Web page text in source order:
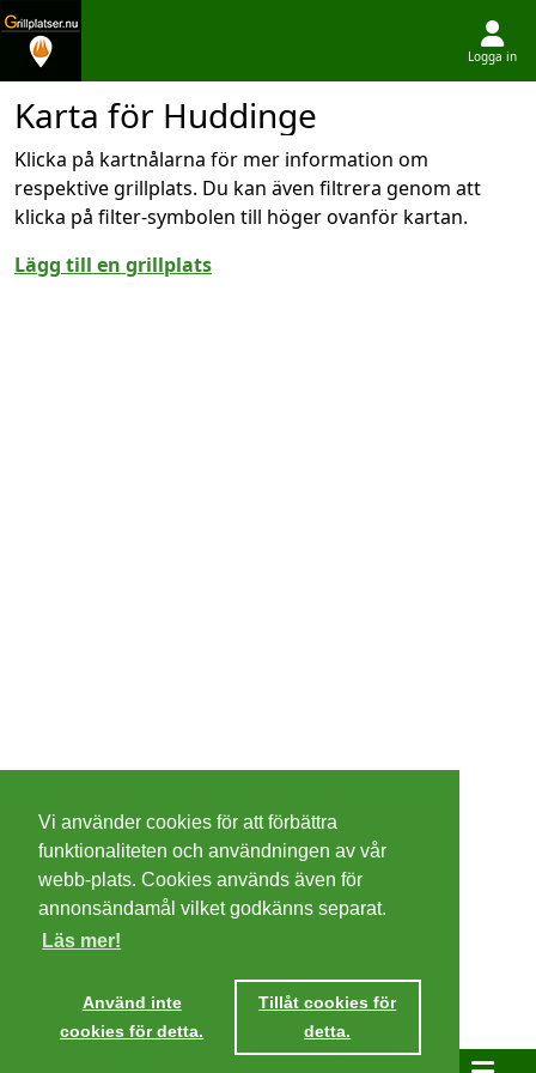
Logga in
Karta för Huddinge
Klicka på kartnålarna för mer information om
respektive grillplats. Du kan även filtrera genom att
klicka på filter-symbolen till höger ovanför kartan.
Lägg till en grillplats
Cookies
Integritetspolicy
Villkor
Vi använder cookies för att förbättra
funktionaliteten och användningen av vår
webb-plats. Cookies används även för
annonsändamål vilket godkänns separat.
Läs mer!
Använd inte
cookies för detta.
Tillåt cookies för
detta.